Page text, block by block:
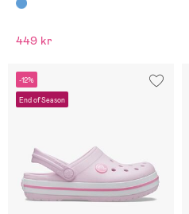
449 kr
-12%
End of Season